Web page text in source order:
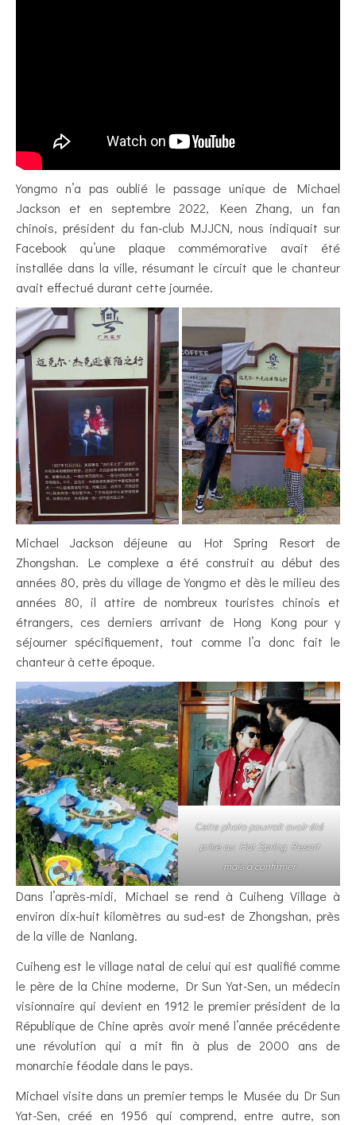
Yongmo n’a pas oublié le passage unique de Michael
Jackson et en septembre 2022, Keen Zhang, un fan
chinois, président du fan-club MJJCN, nous indiquait sur
Facebook qu’une plaque commémorative avait été
installée dans la ville, résumant le circuit que le chanteur
avait effectué durant cette journée.
Michael Jackson déjeune au Hot Spring Resort de
Zhongshan. Le complexe a été construit au début des
années 80, près du village de Yongmo et dès le milieu des
années 80, il attire de nombreux touristes chinois et
étrangers, ces derniers arrivant de Hong Kong pour y
séjourner spécifiquement, tout comme l’a donc fait le
chanteur à cette époque.
Cette photo pourrait avoir été
prise au Hot Spring Resort
mais à confirmer
Dans l’après-midi, Michael se rend à Cuiheng Village à
environ dix-huit kilomètres au sud-est de Zhongshan, près
de la ville de Nanlang.
Cuiheng est le village natal de celui qui est qualifié comme
le père de la Chine moderne, Dr Sun Yat-Sen, un médecin
visionnaire qui devient en 1912 le premier président de la
République de Chine après avoir mené l’année précédente
une révolution qui a mit fin à plus de 2000 ans de
monarchie féodale dans le pays.
Michael visite dans un premier temps le Musée du Dr Sun
Yat-Sen, créé en 1956 qui comprend, entre autre, son